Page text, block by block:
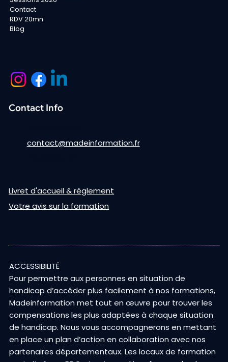
Contact Info
contact@madeinformation.fr
Livret d'accueil & règlement
Votre avis sur la formation
Contact
RDV 20mn
Blog
ACCESSIBILITÉ
Pour permettre aux personnes en situation de
handicap d’accéder plus facilement à nos formations,
Madeinformation met tout en œuvre pour trouver les
compensations les plus adaptées à chaque situation
de handicap. Nous vous accompagnerons en mettant
en place un plan d’action en collaboration avec nos
partenaires départementaux. Les locaux de formation